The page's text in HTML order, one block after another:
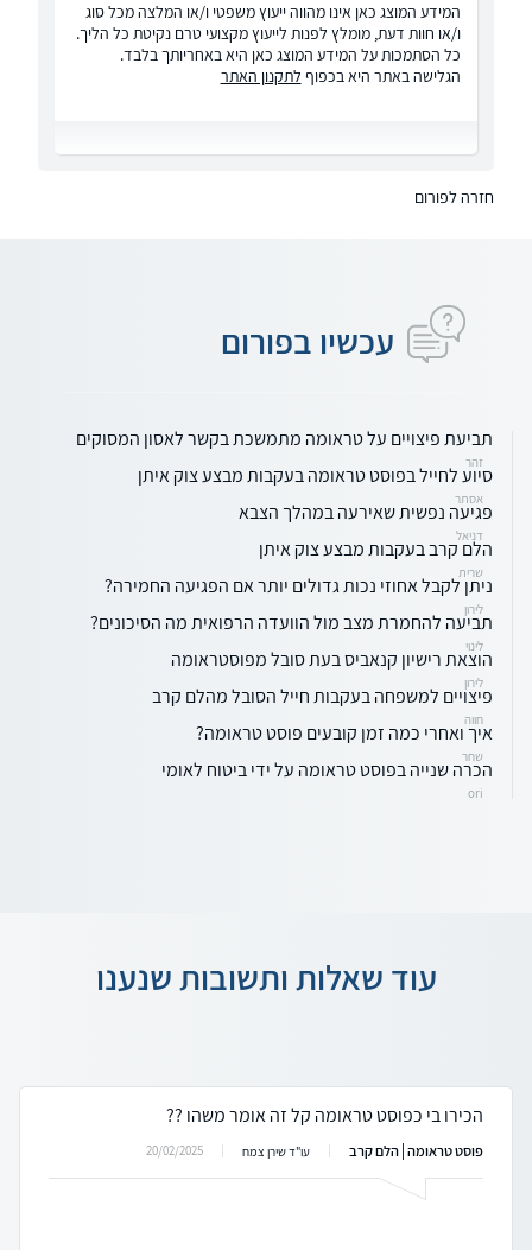
המידע המוצג כאן אינו מהווה ייעוץ משפטי ו/או המלצה מכל סוג
ו/או חוות דעת, מומלץ לפנות לייעוץ מקצועי טרם נקיטת כל הליך.
כל הסתמכות על המידע המוצג כאן היא באחריותך בלבד.
הגלישה באתר היא בכפוף לתקנון האתר
חזרה לפורום
עכשיו בפורום
תביעת פיצויים על טראומה מתמשכת בקשר לאסון המסוקים
זהר
סיוע לחייל בפוסט טראומה בעקבות מבצע צוק איתן
אסתר
פגיעה נפשית שאירעה במהלך הצבא
דניאל
הלם קרב בעקבות מבצע צוק איתן
שרית
ניתן לקבל אחוזי נכות גדולים יותר אם הפגיעה החמירה?
לירון
תביעה להחמרת מצב מול הוועדה הרפואית מה הסיכונים?
לינוי
הוצאת רישיון קנאביס בעת סובל מפוסטראומה
לירון
פיצויים למשפחה בעקבות חייל הסובל מהלם קרב
חווה
איך ואחרי כמה זמן קובעים פוסט טראומה?
שחר
הכרה שנייה בפוסט טראומה על ידי ביטוח לאומי
ori
עוד שאלות ותשובות שנענו
הכירו בי כפוסט טראומה קל זה אומר משהו ??
פוסט טראומה | הלם קרב עו"ד שירן צמח 20/02/2025